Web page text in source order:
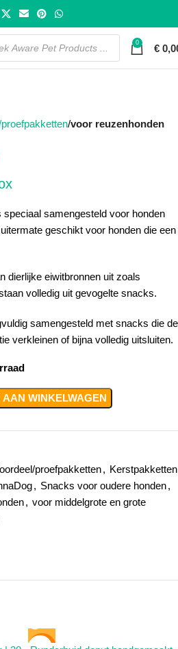
0 €
voor reuzenhonden
samengesteld voor honden
geschikt voor honden die een
dierlijke eiwitbronnen uit zoals
volledig uit gevogelte snacks.
samengesteld met snacks die de
verkleinen of bijna volledig uitsluiten.
WINKELWAGEN
proefpakketten, Kerstpakketten
, Snacks voor oudere honden,
, voor middelgrote en grote
SALE